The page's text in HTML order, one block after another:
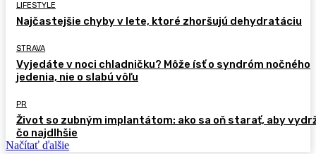
LIFESTYLE
Najčastejšie chyby v lete, ktoré zhoršujú dehydratáciu
STRAVA
Vyjedáte v noci chladničku? Môže ísť o syndróm nočného
jedenia, nie o slabú vôľu
PR
Život so zubným implantátom: ako sa oň starať, aby
čo najdlhšie
Načítať ďalšie